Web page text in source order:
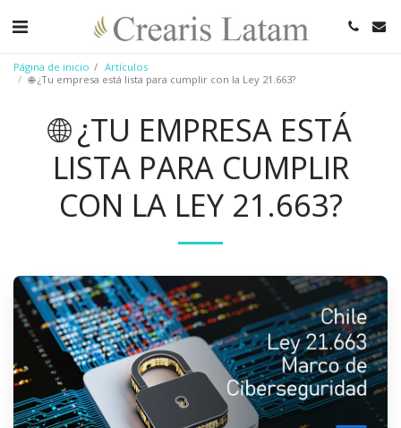
Página de inicio
Artículos
🌐 ¿Tu empresa está lista para cumplir con la Ley 21.663?
🌐 ¿TU EMPRESA ESTÁ
LISTA PARA CUMPLIR
CON LA LEY 21.663?